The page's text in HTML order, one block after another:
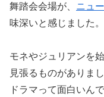
舞踏会会場が、 ニュ
味深いと感じました。
モネやジュリアンを
見張るものがありま
ドラマって面白いん